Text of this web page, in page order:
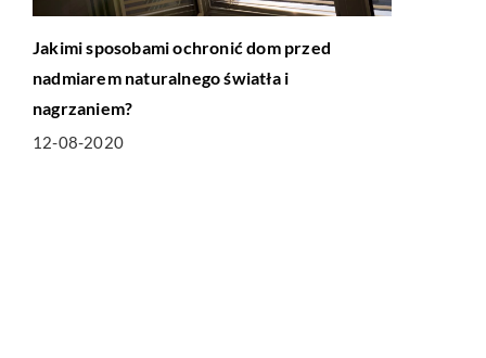
Jakimi sposobami ochronić dom przed
nadmiarem naturalnego światła i
nagrzaniem?
12-08-2020